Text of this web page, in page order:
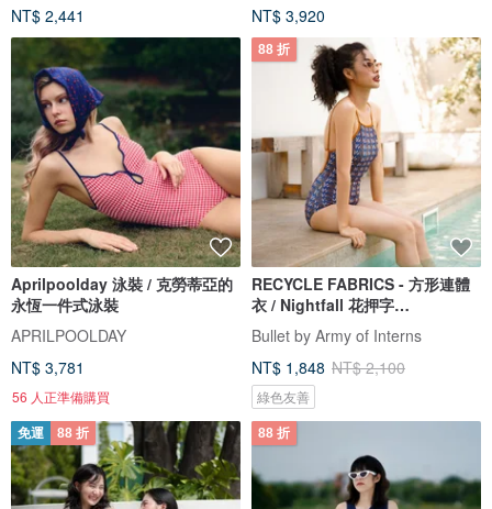
NT$ 2,441
NT$ 3,920
Aprilpoolday 泳裝 / 克勞蒂亞的
永恆一件式泳裝
APRILPOOLDAY
NT$ 3,781
56 人正準備購買
88 折
RECYCLE FABRICS - 方形連體
衣 / Nightfall 花押字
BLT064NIGH
Bullet by Army of Interns
NT$ 1,848 NT$ 2,100
綠色友善
免運 88 折 88 折